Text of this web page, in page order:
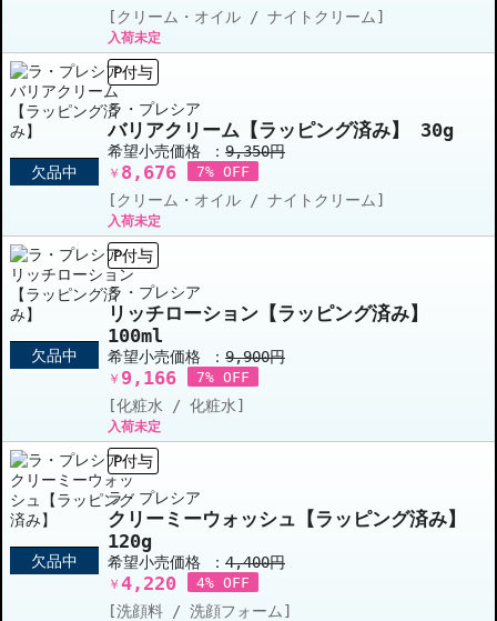
[クリーム・オイル / ナイトクリーム]
入荷未定
欠品中
P付与
ラ・プレシア
バリアクリーム【ラッピング済み】 30g
希望小売価格 ： 9,350円
￥ 8,676 7% OFF
[クリーム・オイル / ナイトクリーム]
入荷未定
欠品中
P付与
ラ・プレシア
リッチローション【ラッピング済み】
100ml
希望小売価格 ： 9,900円
￥ 9,166 7% OFF
[化粧水 / 化粧水]
入荷未定
欠品中
P付与
ラ・プレシア
クリーミーウォッシュ【ラッピング済み】
120g
希望小売価格 ： 4,400円
￥ 4,220 4% OFF
[洗顔料 / 洗顔フォーム]